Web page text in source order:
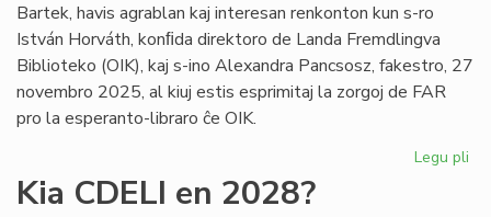
Bartek, havis agrablan kaj interesan renkonton kun s-ro
István Horváth, konﬁda direktoro de Landa Fremdlingva
Biblioteko (OIK), kaj s-ino Alexandra Pancsosz, fakestro, 27
novembro 2025, al kiuj estis esprimitaj la zorgoj de FAR
pro la esperanto-libraro ĉe OIK.
Legu pli
Kia CDELI en 2028?